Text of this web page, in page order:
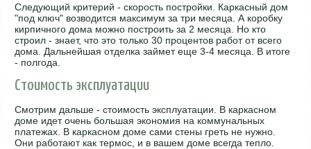
Следующий критерий - скорость постройки. Каркасный дом
"под ключ" возводится максимум за три месяца. А коробку
кирпичного дома можно построить за 2 месяца. Но кто
строил - знает, что это только 30 процентов работ от всего
дома. Дальнейшая отделка займет еще 3-4 месяца. В итоге
- полгода.
Стоимость эксплуатации
Смотрим дальше - стоимость эксплуатации. В каркасном
доме идет очень большая экономия на коммунальных
платежах. В каркасном доме сами стены греть не нужно.
Они работают как термос, и в вашем доме всегда тепло.